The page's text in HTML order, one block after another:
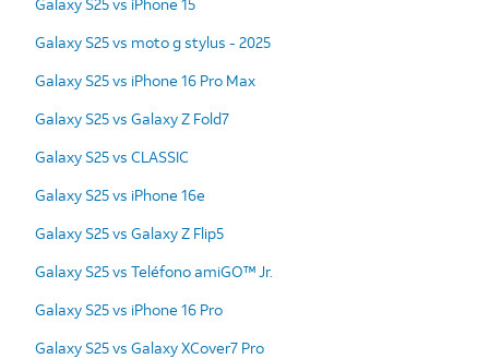
Galaxy S25 vs moto g stylus - 2025
Galaxy S25 vs iPhone 16 Pro Max
Galaxy S25 vs Galaxy Z Fold7
Galaxy S25 vs CLASSIC
Galaxy S25 vs iPhone 16e
Galaxy S25 vs Galaxy Z Flip5
Galaxy S25 vs Teléfono amiGO™ Jr.
Galaxy S25 vs iPhone 16 Pro
Galaxy S25 vs Galaxy XCover7 Pro